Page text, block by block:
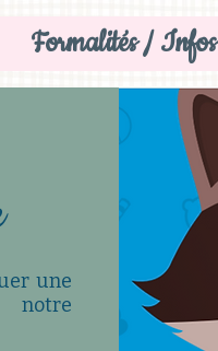
Formalités / Infos
une
notre